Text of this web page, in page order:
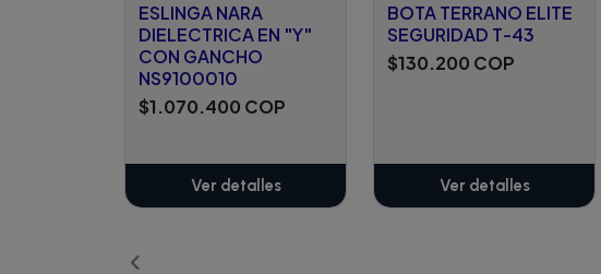
ESLINGA NARA
DIELECTRICA EN "Y"
CON GANCHO
NS9100010
$1.070.400 COP
Ver detalles
BOTA TERRANO ELITE
SEGURIDAD T-43
$130.200 COP
Ver detalles